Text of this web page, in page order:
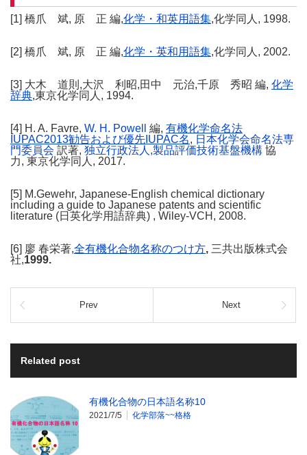
[1] 橋爪 斌, 原 正 編,化学・和英用語集,化学同人, 1998.
[2] 橋爪 斌, 原 正 編,化学・英和用語集,化学同人, 2002.
[3] 大木 道則,大沢 利昭,田中 元治,千原 秀昭 編, 化学
辞典,東京化学同人, 1994.
[4] H. A. Favre, W. H. Powell 編, 有機化学命名法
IUPAC2013勧告および優先 IUPAC名, 日本化学会命名法専
門委員会 訳著, 独立行政法人,製品評価技術基盤機構 協
力, 東京化学同人, 2017.
[5] M.Gewehr, Japanese-English chemical dictionary
including a guide to Japanese patents and scientific
literature (日英化学用語辞典) , Wiley-VCH, 2008.
[6] 廖 春栄著,全有機化合物名称のつけ方, 三共出版株式会
社,1999.
Prev Next
Related post
有機化合物の日本語名称10
2021/7/5 化学部落~~格格